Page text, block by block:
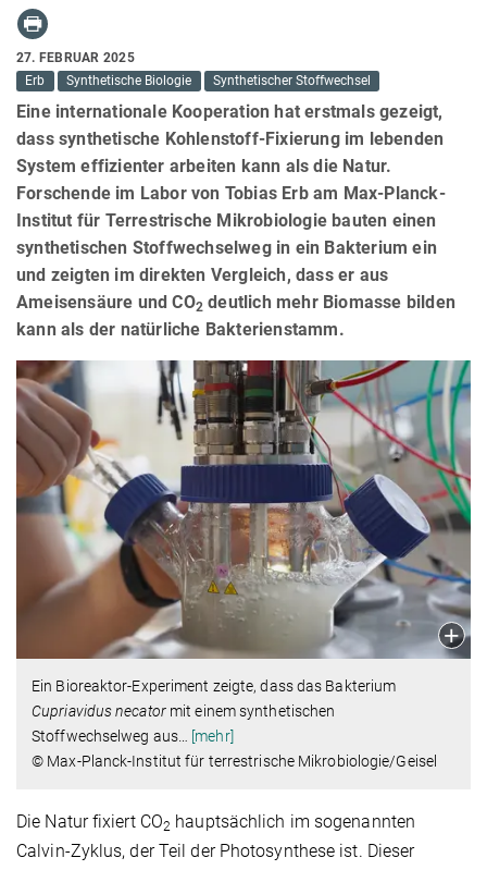
27. FEBRUAR 2025
Erb
Synthetische Biologie Synthetischer Stoffwechsel
Eine internationale Kooperation hat erstmals gezeigt,
dass synthetische Kohlenstoff-Fixierung im lebenden
System effizienter arbeiten kann als die Natur.
Forschende im Labor von Tobias Erb am Max-Planck-
Institut für Terrestrische Mikrobiologie bauten einen
synthetischen Stoffwechselweg in ein Bakterium ein
und zeigten im direkten Vergleich, dass er aus
Ameisensäure und CO2 deutlich mehr Biomasse bilden
kann als der natürliche Bakterienstamm.
Ein Bioreaktor-Experiment zeigte, dass das Bakterium
Cupriavidus necatormit einem synthetischen
Stoffwechselweg aus…
[mehr]
© Max-Planck-Institut für terrestrische Mikrobiologie/Geisel
Die Natur fixiert CO2 hauptsächlich im sogenannten
Calvin-Zyklus, der Teil der Photosynthese ist. Dieser